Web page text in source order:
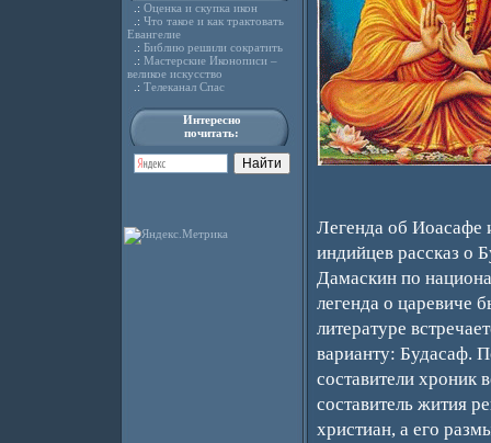
.: Оценка и скупка икон
.: Что такое и как трактовать
Евангелие
.: Библию решили сократить
.: Мастерские Иконописи –
великое искусство
.: Телеканал Спас
Интересно
почитать:
Легенда об Иоасафе
индийцев рассказ о
Дамаскин по
легенда о царевиче
литературе
варианту: Будасаф.
составители хроник
составитель жития
христиан, а его